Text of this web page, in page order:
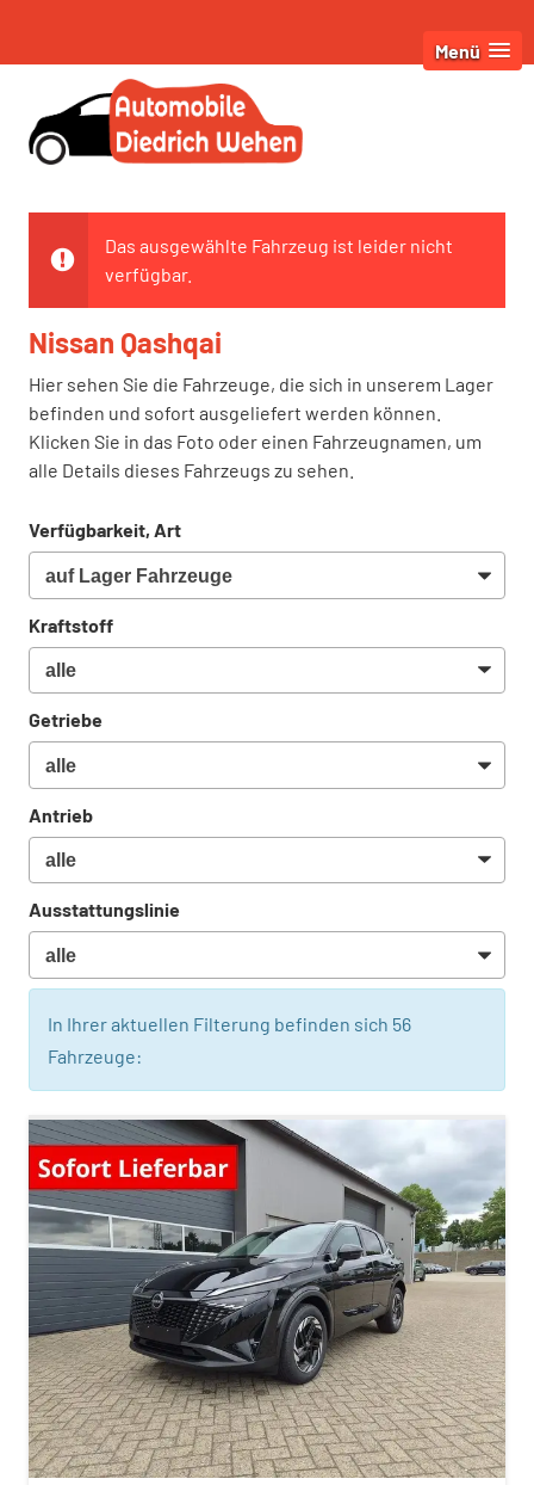
Menü
Das ausgewählte Fahrzeug ist leider nicht
verfügbar.
Nissan Qashqai
Hier sehen Sie die Fahrzeuge, die sich in unserem Lager
befinden und sofort ausgeliefert werden können.
Klicken Sie in das Foto oder einen Fahrzeugnamen, um
alle Details dieses Fahrzeugs zu sehen.
Verfügbarkeit, Art
Kraftstoff
Getriebe
Antrieb
Ausstattungslinie
In Ihrer aktuellen Filterung befinden sich 56
Fahrzeuge: